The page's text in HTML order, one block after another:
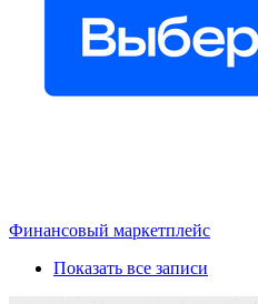
Финансовый маркетплейс
Показать все записи